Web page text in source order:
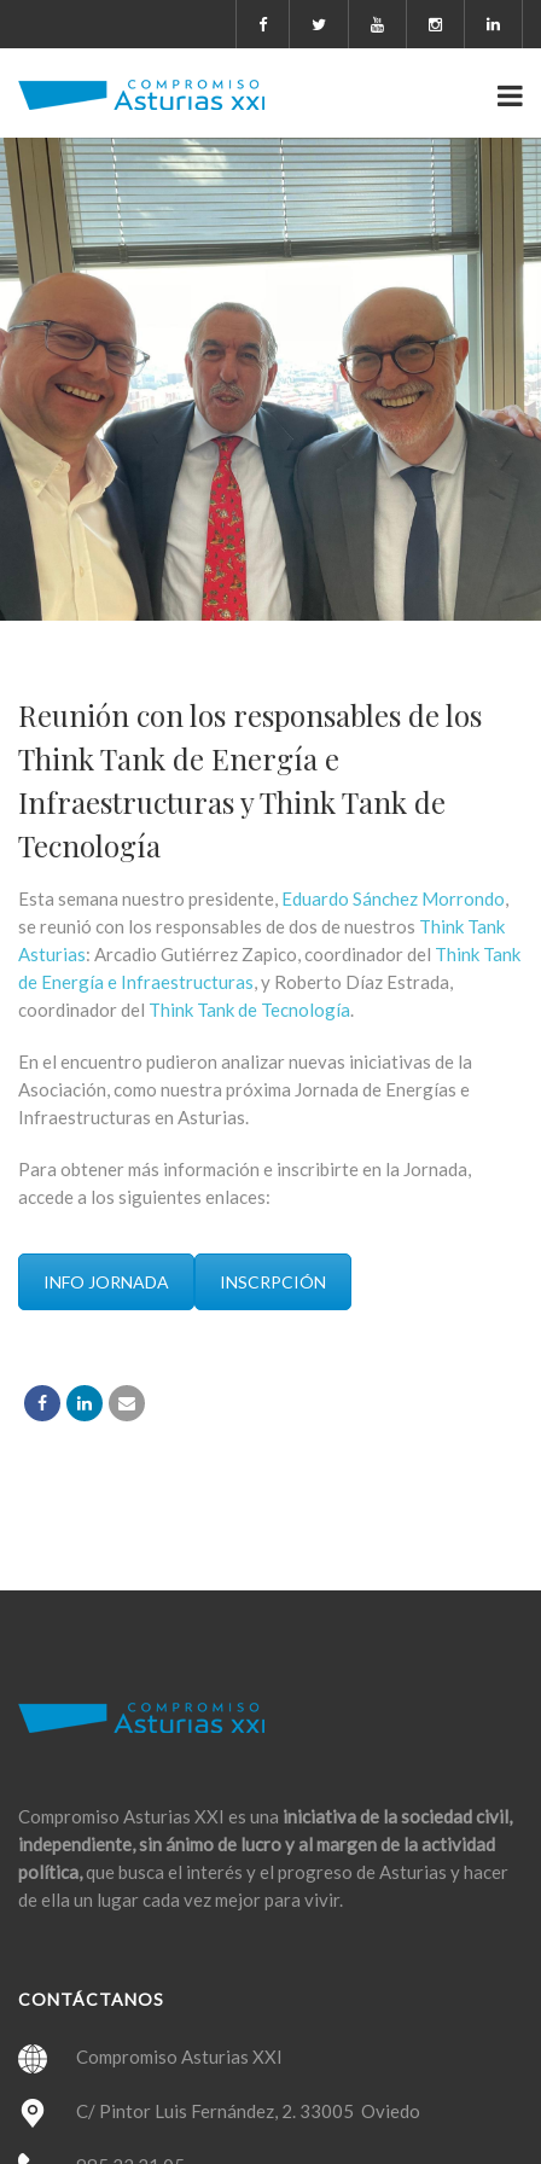
Reunión con los responsables de los
Think Tank de Energía e
Infraestructuras y Think Tank de
Tecnología
Esta semana nuestro presidente, Eduardo Sánchez Morrondo,
se reunió con los responsables de dos de nuestros Think Tank
Asturias: Arcadio Gutiérrez Zapico, coordinador del Think Tank
de Energía e Infraestructuras, y Roberto Díaz Estrada,
coordinador del Think Tank de Tecnología.
En el encuentro pudieron analizar nuevas iniciativas de la
Asociación, como nuestra próxima Jornada de Energías e
Infraestructuras en Asturias.
Para obtener más información e inscribirte en la Jornada,
accede a los siguientes enlaces:
INFO JORNADA INSCRPCIÓN
Compromiso Asturias XXI es una iniciativa de la sociedad civil,
independiente, sin ánimo de lucro y al margen de la actividad
política,que busca el interés y el progreso de Asturias y hacer
de ella un lugar cada vez mejor para vivir.
CONTÁCTANOS
Compromiso Asturias XXI
C/ Pintor Luis Fernández, 2. 33005 Oviedo